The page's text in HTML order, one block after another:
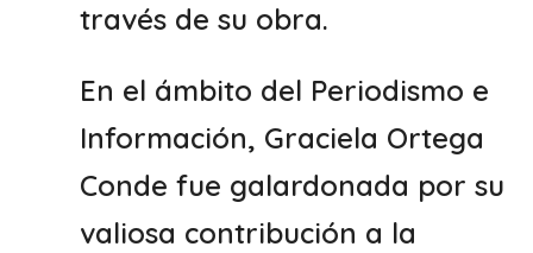
través de su obra.
En el ámbito del Periodismo e
Información, Graciela Ortega
Conde fue galardonada por su
valiosa contribución a la